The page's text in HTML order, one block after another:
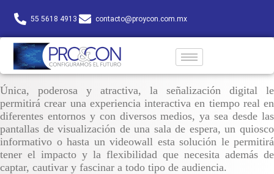
55 5618 4913 contacto@proycon.com.mx
Única, poderosa y atractiva, la señalización digital le
permitirá crear una experiencia interactiva en tiempo real en
diferentes entornos y con diversos medios, ya sea desde las
pantallas de visualización de una sala de espera, un quiosco
informativo o hasta un videowall esta solución le permitirá
tener el impacto y la flexibilidad que necesita además de
captar, cautivar y fascinar a todo tipo de audiencia.